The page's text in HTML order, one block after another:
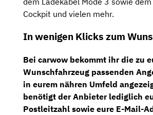
Cockpit und vielen mehr.
In wenigen Klicks zum
Bei carwow bekommt ihr die zu
Wunschfahrzeug passenden
in eurem nähren Umfeld
benötigt der Anbieter lediglich
Postleitzahl sowie eure E-Mail-